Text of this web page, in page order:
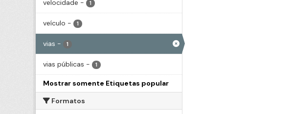
velocidade - 1
veículo - 1
vias - 1
vias públicas - 1
Mostrar somente Etiquetas popular
Formatos